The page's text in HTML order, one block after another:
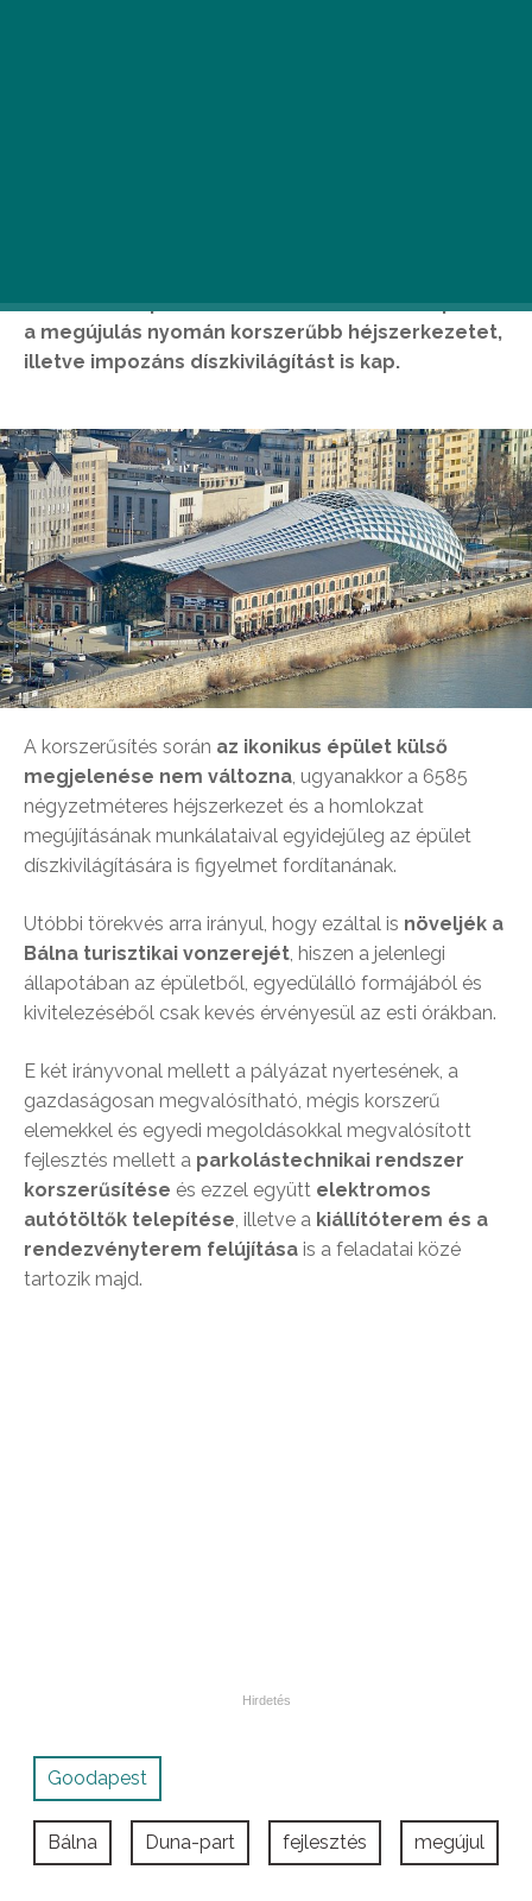
A dunai látképtől elválaszthatatlan Bálna épülete
a megújulás nyomán korszerűbb héjszerkezetet,
illetve impozáns díszkivilágítást is kap.
A korszerűsítés során az ikonikus épület külső
megjelenése nem változna, ugyanakkor a 6585
négyzetméteres héjszerkezet és a homlokzat
megújításának munkálataival egyidejűleg az épület
díszkivilágítására is figyelmet fordítanának.
Utóbbi törekvés arra irányul, hogy ezáltal is növeljék a
Bálna turisztikai vonzerejét, hiszen a jelenlegi
állapotában az épületből, egyedülálló formájából és
kivitelezéséből csak kevés érvényesül az esti órákban.
E két irányvonal mellett a pályázat nyertesének, a
gazdaságosan megvalósítható, mégis korszerű
elemekkel és egyedi megoldásokkal megvalósított
fejlesztés mellett a parkolástechnikai rendszer
korszerűsítése és ezzel együtt elektromos
autótöltők telepítése, illetve a kiállítóterem és a
rendezvényterem felújítása is a feladatai közé
tartozik majd.
Goodapest
Bálna Duna-part fejlesztés megújul